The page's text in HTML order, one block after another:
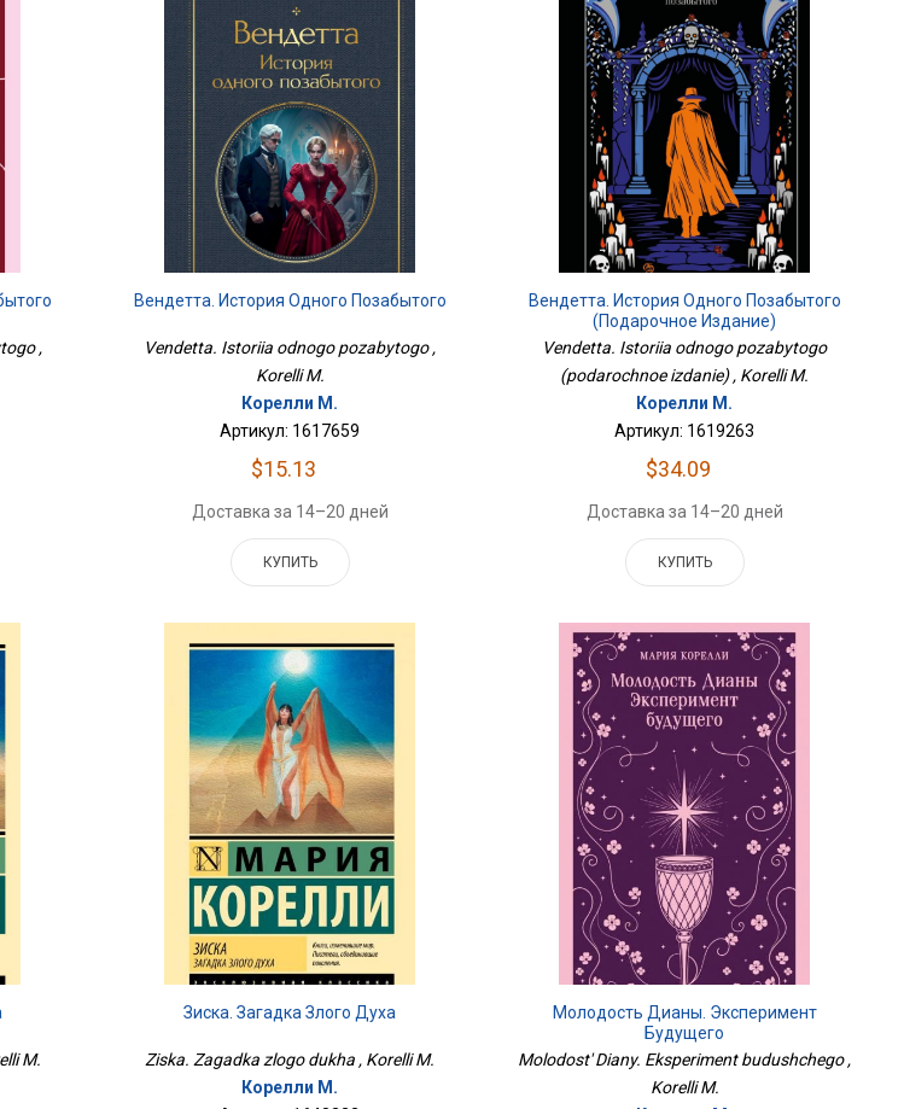
,
Вендетта. История Одного Позабытого
Vendetta. Istoriia odnogo pozabytogo ,
Korelli M.
Корелли М.
Артикул: 1617659
$15.13
Доставка за 14–20 дней
КУПИТЬ
Вендетта. История Одного Позабытого
(подарочное Издание)
Vendetta. Istoriia odnogo pozabytogo
(podarochnoe izdanie) , Korelli M.
Корелли М.
Артикул: 1619263
$34.09
Доставка за 14–20 дней
КУПИТЬ
M.
Зиска. Загадка Злого Духа
Ziska. Zagadka zlogo dukha , Korelli M.
Корелли М.
Молодость Дианы. Эксперимент
Будущего
Molodost' Diany. Eksperiment budushchego ,
Korelli M.